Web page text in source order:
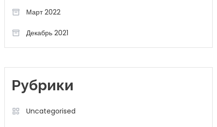
Март 2022
Декабрь 2021
Рубрики
Uncategorised